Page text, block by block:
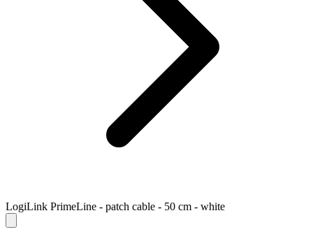
LogiLink PrimeLine - patch cable - 50 cm - white